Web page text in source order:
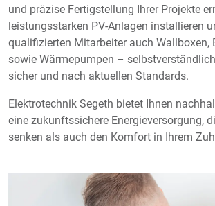
und präzise Fertigstellung Ihrer Projekte
leistungsstarken PV-Anlagen installieren
qualifizierten Mitarbeiter auch Wallboxen,
sowie Wärmepumpen –
sicher und nach aktuellen Standards.
Elektrotechnik Segeth bietet Ihnen
eine zukunftssichere Energieversorgung,
senken als auch den Komfort in Ihrem